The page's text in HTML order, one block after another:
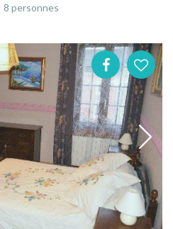
8 personnes